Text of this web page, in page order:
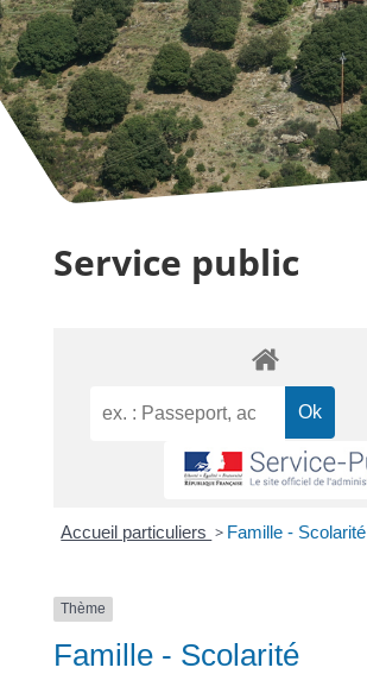
Service public
Accueil particuliers > Famille - Scolarité
Thème
Famille - Scolarité